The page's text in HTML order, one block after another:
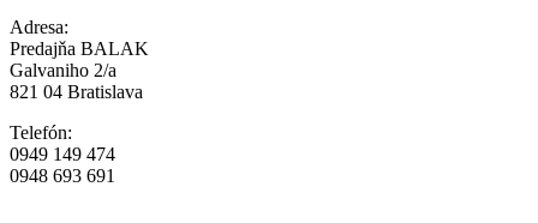
Adresa:
Predajňa BALAK
Galvaniho 2/a
821 04 Bratislava
Telefón:
0949 149 474
0948 693 691